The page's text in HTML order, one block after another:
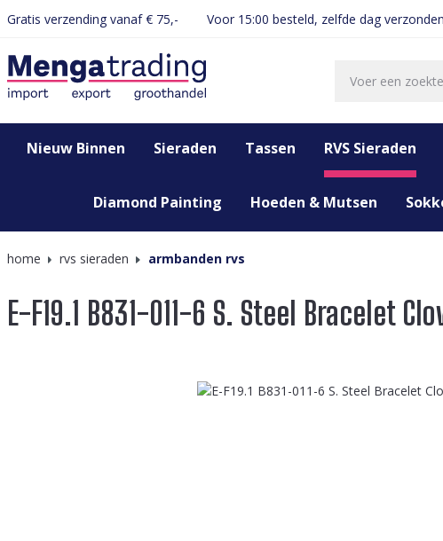
Ga naar de hoofdnavigatie
Gratis verzending vanaf € 75,- Voor 15:00 besteld, zelfde dag verzonden
Nieuw Binnen Sieraden Tassen RVS Sieraden
Diamond Painting Hoeden & Mutsen
home rvs sieraden armbanden rvs
E-F19.1 B831-011-6 S. Steel Bracelet